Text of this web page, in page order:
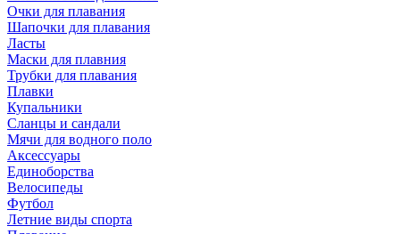
Очки для плавания
Шапочки для плавания
Ласты
Маски для плавния
Трубки для плавания
Плавки
Купальники
Сланцы и сандали
Мячи для водного поло
Аксессуары
Единоборства
Велосипеды
Футбол
Летние виды спорта